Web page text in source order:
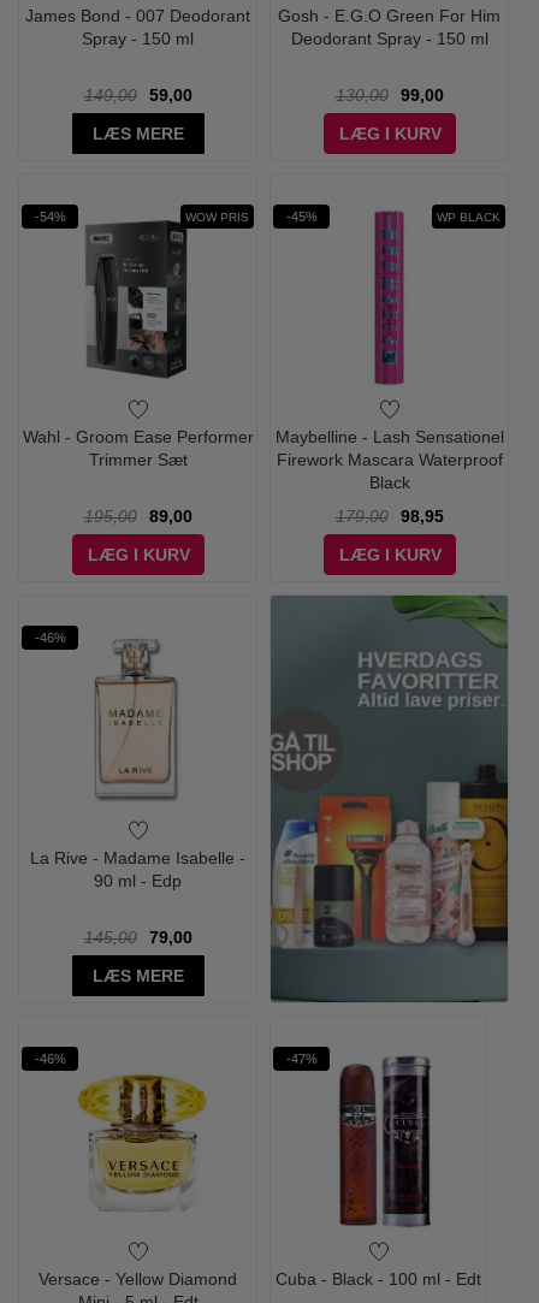
James Bond - 007 Deodorant
Spray - 150 ml
149,00
59,00
LÆS MERE
Gosh - E.G.O Green For Him
Deodorant Spray - 150 ml
130,00
99,00
LÆG I KURV
-54% WOW PRIS
Wahl - Groom Ease Performer
Trimmer Sæt
195,00
89,00
LÆG I KURV
-45% WP BLACK
Maybelline - Lash Sensationel
Firework Mascara Waterproof
Black
179,00
98,95
LÆG I KURV
-46%
La Rive - Madame Isabelle -
90 ml - Edp
145,00
79,00
LÆS MERE
-46%
Versace - Yellow Diamond
-47%
Cuba - Black - 100 ml - Edt